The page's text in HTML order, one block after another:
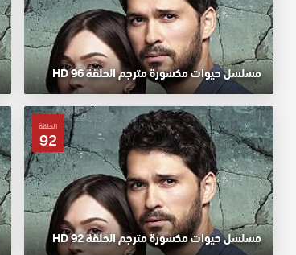
مسلسل حيوات مكسورة مترجم الحلقة 96 HD
الحلقة
92
مسلسل حيوات مكسورة مترجم الحلقة 92 HD